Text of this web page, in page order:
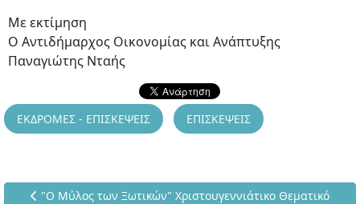
Με εκτίμηση
Ο Αντιδήμαρχος Οικονομίας και Ανάπτυξης
Παναγιώτης Νταής
ΕΚΔΡΟΜΕΣ - ΕΠΙΣΚΕΨΕΙΣ ΕΠΙΣΚΕΨΕΙΣ
Προηγούμενο άρθρο: "Ο Μύλος των Ξωτικών"
"Ο Μύλος των Ξωτικών" Χριστουγεννιάτικο Θεματικό